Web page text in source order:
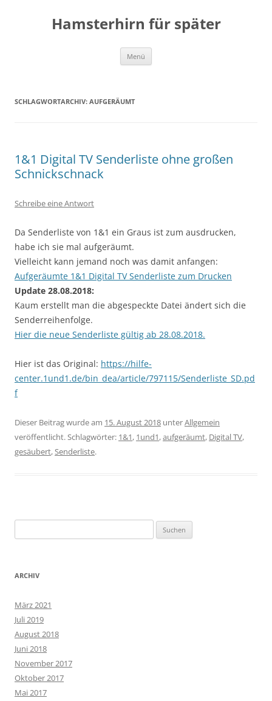
Hamsterhirn für später
Menü
SCHLAGWORTARCHIV: AUFGERÄUMT
1&1 Digital TV Senderliste ohne großen
Schnickschnack
Schreibe eine Antwort
Da Senderliste von 1&1 ein Graus ist zum ausdrucken,
habe ich sie mal aufgeräumt.
Vielleicht kann jemand noch was damit anfangen:
Aufgeräumte 1&1 Digital TV Senderliste zum Drucken
Update 28.08.2018:
Kaum erstellt man die abgespeckte Datei ändert sich die
Senderreihenfolge.
Hier die neue Senderliste gültig ab 28.08.2018.
Hier ist das Original: https://hilfe-
center.1und1.de/bin_dea/article/797115/Senderliste_SD.pd
f
Dieser Beitrag wurde am 15. August 2018 unterAllgemein
veröffentlicht. Schlagwörter: 1&1, 1und1,aufgeräumt, Digital TV,
gesäubert,Senderliste.
nach:
ARCHIV
März 2021
Juli 2019
August 2018
Juni 2018
November 2017
Oktober 2017
Mai 2017